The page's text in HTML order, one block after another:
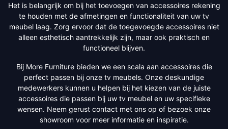
Het is belangrijk om bij het toevoegen van accessoires rekening
te houden met de afmetingen en functionaliteit van uw tv
meubel laag. Zorg ervoor dat de toegevoegde accessoires niet
alleen esthetisch aantrekkelijk zijn, maar ook praktisch en
functioneel blijven.
Bij More Furniture bieden we een scala aan accessoires die
perfect passen bij onze tv meubels. Onze deskundige
medewerkers kunnen u helpen bij het kiezen van de juiste
accessoires die passen bij uw tv meubel en uw specifieke
wensen. Neem gerust contact met ons op of bezoek onze
showroom voor meer informatie en inspiratie.